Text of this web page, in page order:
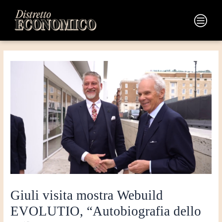
contenuto
Main
Menu
Giuli visita mostra Webuild
EVOLUTIO, “Autobiografia dello
articoli